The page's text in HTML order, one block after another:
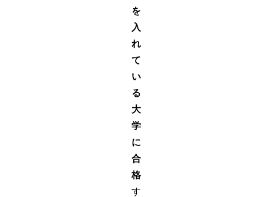
を
入
れ
て
い
る
大
学
に
合
格
す